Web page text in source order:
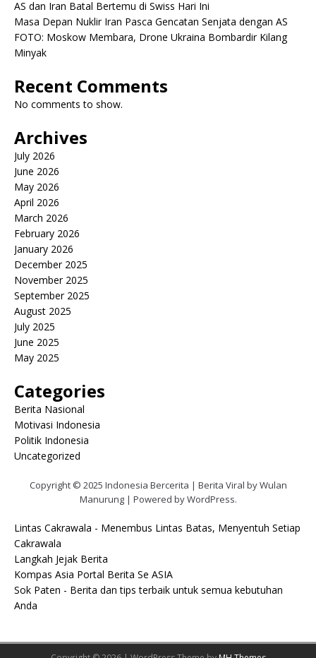
AS dan Iran Batal Bertemu di Swiss Hari Ini
Masa Depan Nuklir Iran Pasca Gencatan Senjata dengan AS
FOTO: Moskow Membara, Drone Ukraina Bombardir Kilang
Minyak
Recent Comments
No comments to show.
Archives
July 2026
June 2026
May 2026
April 2026
March 2026
February 2026
January 2026
December 2025
November 2025
September 2025
August 2025
July 2025
June 2025
May 2025
Categories
Berita Nasional
Motivasi Indonesia
Politik Indonesia
Uncategorized
Copyright © 2025 Indonesia Bercerita | Berita Viral by Wulan
Manurung | Powered by WordPress.
Lintas Cakrawala - Menembus Lintas Batas, Menyentuh Setiap
Cakrawala
Langkah Jejak Berita
Kompas Asia Portal Berita Se ASIA
Sok Paten - Berita dan tips terbaik untuk semua kebutuhan
Anda